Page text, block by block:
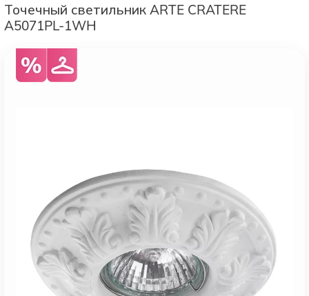
Точечный светильник ARTE CRATERE
A5071PL-1WH